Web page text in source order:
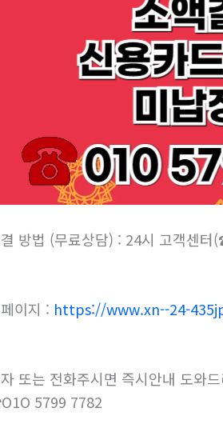
방법 (무료상담) : 24시 고객센
이지 : https://www.xn--24-
또는 전화주시면 즉시안내 도와
5799 7782